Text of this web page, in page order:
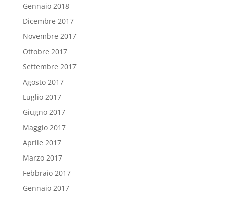
Gennaio 2018
Dicembre 2017
Novembre 2017
Ottobre 2017
Settembre 2017
Agosto 2017
Luglio 2017
Giugno 2017
Maggio 2017
Aprile 2017
Marzo 2017
Febbraio 2017
Gennaio 2017